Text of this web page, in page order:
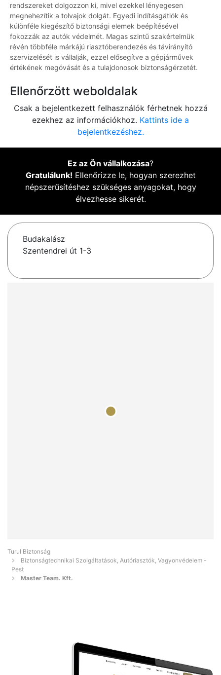
rendszereket dolgozzon ki, mivel ezekkel lényegesen
megnehezítik a tolvajok dolgát. Egyedi indításgátlók és
különféle kiegészítő biztonsági elemek beépítésével
fokozzák az autók védelmét. Magas szintű szakértelmük
révén többféle márkájú riasztóberendezés és távirányító
szervizelését is vállalják, ezzel elősegítve a gépjárművek
értékének megóvását és a tulajdonosok biztonságérzetét.
Ellenőrzött weboldalak
Csak a bejelentkezett felhasználók férhetnek hozzá
ezekhez az információkhoz. Kattints ide a
bejelentkezéshez.
Ez az Ön vállalkozása?
Gratulálunk! Ellenőrizze le, hogyan szerezhet
népszerűsítéshez szükséges anyagokat, hogy
élvezhesse sikerét.
Budakalász
Szentendrei út 1-3
Turul Biztonság
Biztonságtechnikai Szolgáltatások, Autóriasztók, Vagyonvédelem -
Pest
Master Team. Kft.